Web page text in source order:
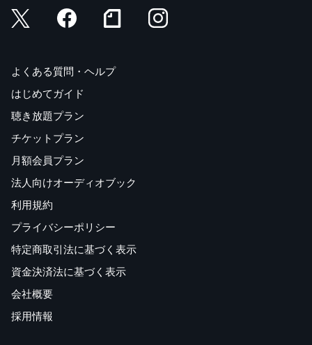
よくある質問・ヘルプ
はじめてガイド
聴き放題プラン
チケットプラン
月額会員プラン
法人向けオーディオブック
利用規約
プライバシーポリシー
特定商取引法に基づく表示
資金決済法に基づく表示
会社概要
採用情報